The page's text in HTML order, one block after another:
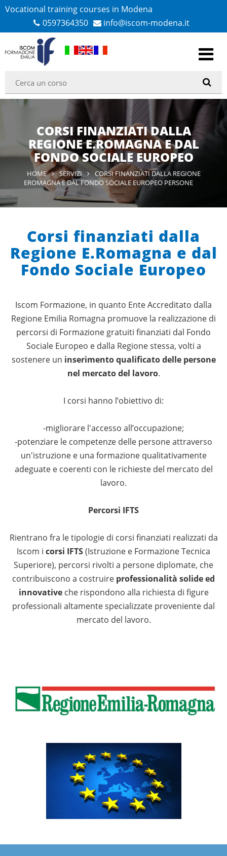
Vocational training courses in Modena
0597364350
info@iscom-modena.it
CORSI FINANZIATI DALLA
REGIONE E.ROMAGNA E DAL
FONDO SOCIALE EUROPEO
HOME SERVIZI
CORSI FINANZIATI DALLA REGIONE
EROMAGNA E DAL FONDO SOCIALE EUROPEO PERSONE
Corsi finanziati dalla
Regione E.Romagna e dal
Fondo Sociale Europeo
Iscom Formazione, in quanto Ente Accreditato dalla
Regione Emilia Romagna promuove la realizzazione di
percorsi di Formazione gratuiti finanziati dal Fondo
Sociale Europeo e dalla Regione stessa, volti a
sostenere un inserimento qualificato delle persone
nel mercato del lavoro.
I corsi hanno l’obiettivo di:
-migliorare l'accesso all’occupazione;
-potenziare le competenze delle persone attraverso
un'istruzione e una formazione qualitativamente
adeguate e coerenti con le richieste del mercato del
lavoro.
Percorsi IFTS
Rientrano fra le tipologie di corsi finanziati realizzati da
Iscom i corsi IFTS(Istruzione e Formazione Tecnica
Superiore), percorsi rivolti a persone diplomate, che
contribuiscono a costruire professionalità solide ed
innovative che rispondono alla richiesta di figure
professionali altamente specializzate proveniente dal
mercato del lavoro.